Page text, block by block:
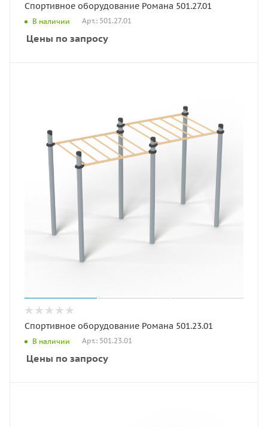
Спортивное оборудование Романа 501.27.01
В наличии Арт.: 501.27.01
Цены по запросу
Спортивное оборудование Романа 501.23.01
В наличии Арт.: 501.23.01
Цены по запросу